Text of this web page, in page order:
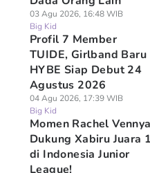
03 Agu 2026, 16:48 WIB
Big Kid
Profil 7 Member
TUIDE, Girlband Baru
HYBE Siap Debut 24
Agustus 2026
04 Agu 2026, 17:39 WIB
Big Kid
Momen Rachel Vennya
Dukung Xabiru Juara 1
di Indonesia Junior
League!